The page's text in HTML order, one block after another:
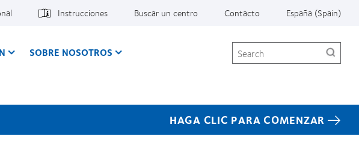
Instrucciones Buscar un centro Contacto España (Spain)
SOBRE NOSOTROS Search
HAGA CLIC PARA COMENZAR